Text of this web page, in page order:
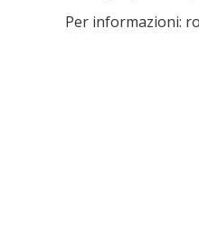
Per informazioni: